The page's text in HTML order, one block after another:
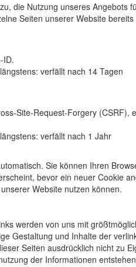
die Nutzung unseres
Seiten unserer Website
ID.
verfällt nach 14 Tagen
Site-Request-Forgery
verfällt nach 1 Jahr
Sie können Ihren
bevor ein neuer Cookie
Website nutzen können.
werden von uns mit
Gestaltung und Inhalte der
Seiten ausdrücklich nicht zu
der Informationen